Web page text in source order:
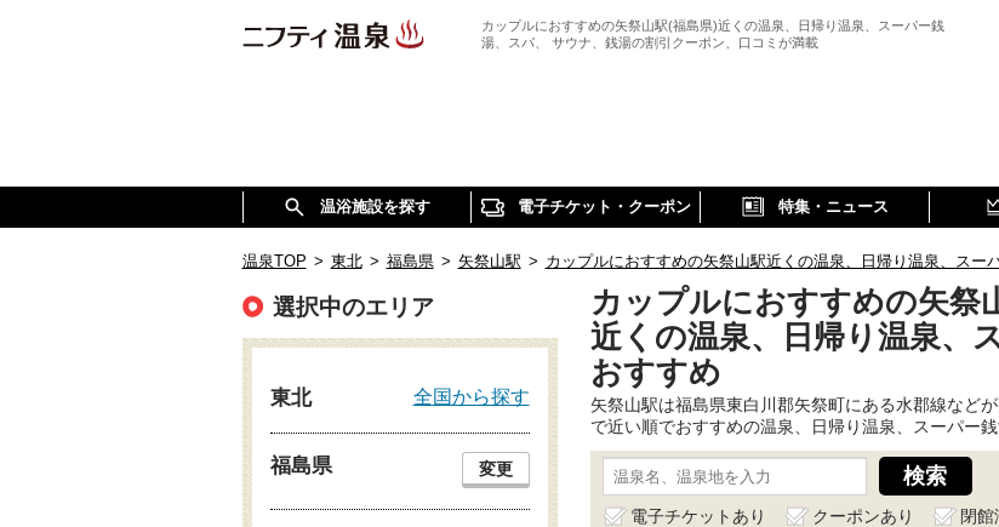
カップルにおすすめの矢祭山駅(福島県)近くの温泉、日帰り温泉、スーパー銭
湯、スパ、 サウナ、銭湯の割引クーポン、口コミが満載
温浴施設を探す 電子チケット・クーポン 特集・ニュース
温泉TOP > 東北 > 福島県 > 矢祭山駅 > カップルにおすすめの矢祭山駅近くの温泉、日帰り温泉、スー
カップルにおすすめの矢祭
近くの温泉、日帰り温泉、
おすすめ
矢祭山駅は福島県東白川郡矢祭町にある水郡線など
で近い順でおすすめの温泉、日帰り温泉、スーパー銭
電子チケットあり クーポンあり
閉館
選択中のエリア
東北 全国から探す
福島県 変更